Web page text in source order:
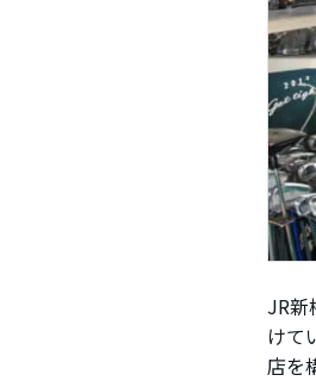
JR
けて
店を